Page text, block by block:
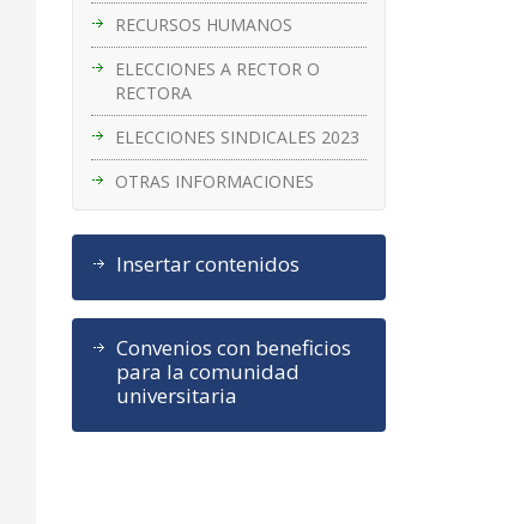
RECURSOS HUMANOS
ELECCIONES A RECTOR O
RECTORA
ELECCIONES SINDICALES 2023
OTRAS INFORMACIONES
Insertar contenidos
Convenios con beneficios
para la comunidad
universitaria